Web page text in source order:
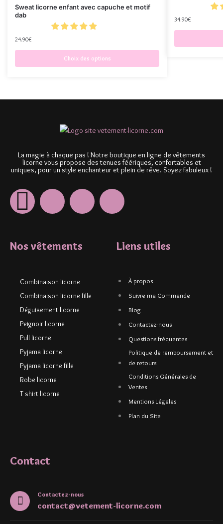
Sweat licorne enfant avec capuche et motif
dab
24.90€
Choix des options
34.90€
La magie à chaque pas ! Notre boutique en ligne de vêtements
licorne vous propose des tenues féériques, confortables et
uniques, pour un style enchanteur et plein de rêve. Soyez fabuleux !
Nos vêtements
Combinaison licorne
Combinaison licorne fille
Déguisement licorne
Peignoir licorne
Pull licorne
Pyjama licorne
Pyjama licorne fille
Robe licorne
T shirt licorne
Liens utiles
À propos
Suivre ma Commande
Blog
Contactez-nous
Questions fréquentes
Politique de remboursement et
de retours
Conditions Générales de
Ventes
Mentions Légales
Plan du Site
Contact
Contactez-nous
contact@vetement-licorne.com